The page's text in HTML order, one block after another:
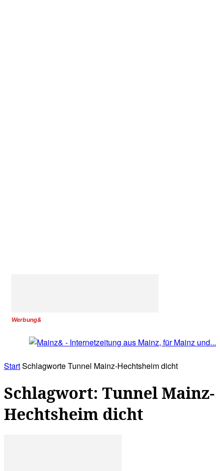
Werbung&
StartSchlagworteTunnel Mainz-Hechtsheim dicht
Schlagwort: Tunnel Mainz-
Hechtsheim dicht